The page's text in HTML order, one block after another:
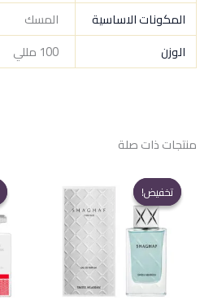
المكونات الاساسية
المسك
الوزن
100 مللي
منتجات ذات صلة
تخفيض!
تخفيض!